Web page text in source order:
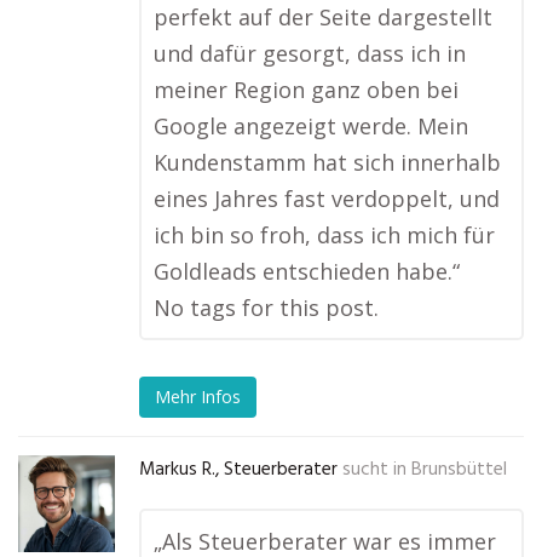
perfekt auf der Seite dargestellt
und dafür gesorgt, dass ich in
meiner Region ganz oben bei
Google angezeigt werde. Mein
Kundenstamm hat sich innerhalb
eines Jahres fast verdoppelt, und
ich bin so froh, dass ich mich für
Goldleads entschieden habe.“
No tags for this post.
Mehr Infos
Markus R., Steuerberater sucht in Brunsbüttel
„Als Steuerberater war es immer